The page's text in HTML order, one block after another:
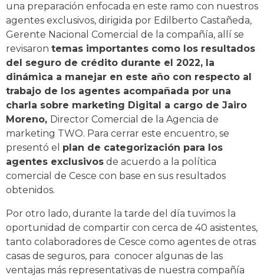
una preparación enfocada en este ramo con nuestros
agentes exclusivos, dirigida por Edilberto Castañeda,
Gerente Nacional Comercial de la compañía, allí se
revisaron temas importantes como los resultados
del seguro de crédito durante el 2022, la
dinámica a manejar en este año con respecto al
trabajo de los agentes acompañada por una
charla sobre marketing Digital a cargo de Jairo
Moreno, Director Comercial de la Agencia de
marketing TWO. Para cerrar este encuentro, se
presentó el plan de categorización para los
agentes exclusivos de acuerdo a la política
comercial de Cesce con base en sus resultados
obtenidos.
Por otro lado, durante la tarde del día tuvimos la
oportunidad de compartir con cerca de 40 asistentes,
tanto colaboradores de Cesce como agentes de otras
casas de seguros, para conocer algunas de las
ventajas más representativas de nuestra compañía